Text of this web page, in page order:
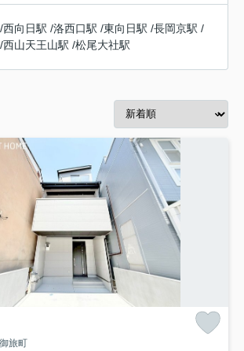
/西向日駅 /洛西口駅 /東向日駅 /長岡京駅 /
/西山天王山駅 /松尾大社駅
旅町